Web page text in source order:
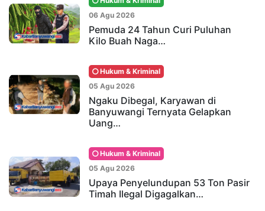
06 Agu 2026
Pemuda 24 Tahun Curi Puluhan
Kilo Buah Naga…
Hukum & Kriminal
05 Agu 2026
Ngaku Dibegal, Karyawan di
Banyuwangi Ternyata Gelapkan
Uang…
Hukum & Kriminal
05 Agu 2026
Upaya Penyelundupan 53 Ton Pasir
Timah Ilegal Digagalkan…